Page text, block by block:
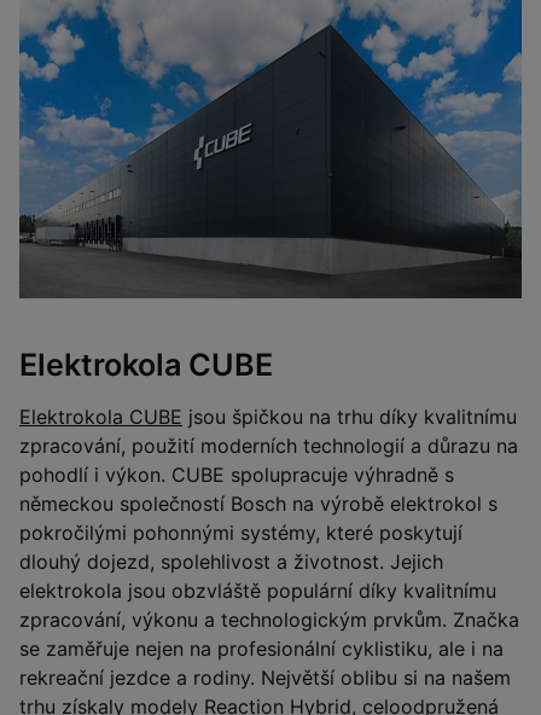
Elektrokola CUBE
Elektrokola CUBE jsou špičkou na trhu díky kvalitnímu
zpracování, použití moderních technologií a důrazu na
pohodlí i výkon. CUBE spolupracuje výhradně s
německou společností Bosch na výrobě elektrokol s
pokročilými pohonnými systémy, které poskytují
dlouhý dojezd, spolehlivost a životnost. Jejich
elektrokola jsou obzvláště populární díky kvalitnímu
zpracování, výkonu a technologickým prvkům. Značka
se zaměřuje nejen na profesionální cyklistiku, ale i na
rekreační jezdce a rodiny. Největší oblibu si na našem
trhu získaly modely Reaction Hybrid, celoodpružená